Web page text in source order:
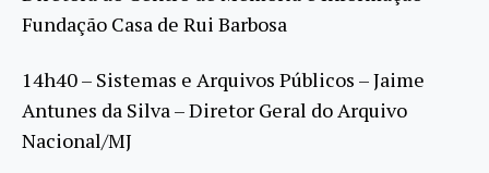
Fundação Casa de Rui Barbosa
14h40 – Sistemas e Arquivos Públicos – Jaime
Antunes da Silva – Diretor Geral do Arquivo
Nacional/MJ